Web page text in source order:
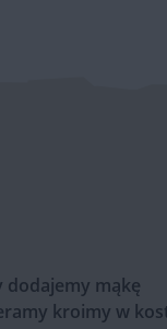
dodajemy mąkę
kroimy w